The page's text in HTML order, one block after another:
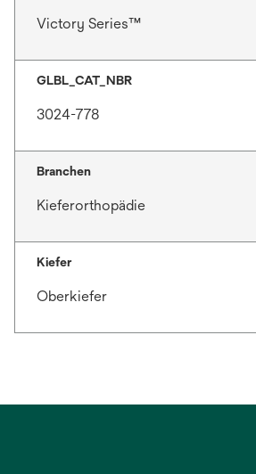
Victory Series™
GLBL_CAT_NBR
3024-778
Branchen
Kieferorthopädie
Kiefer
Oberkiefer